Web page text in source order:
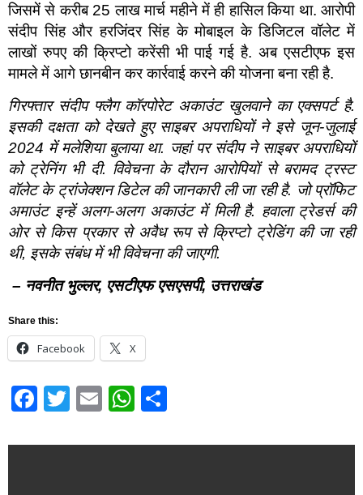
जिसमें से करीब 25 लाख मार्च महीने में ही हासिल किया था. आरोपी
संदीप सिंह और हरजिंदर सिंह के मोबाइल के डिजिटल वॉलेट में
लाखों रुपए की क्रिप्टो करेंसी भी पाई गई है. अब एसटीएफ इस
मामले में आगे छानबीन कर कार्रवाई करने की योजना बना रही है.
गिरफ्तार संदीप फ्लैग कॉरपोरेट अकाउंट खुलवाने का एक्सपर्ट है.
इसकी दक्षता को देखते हुए साइबर अपराधियों ने इसे जून-जुलाई
2024 में मलेशिया बुलाया था. जहां पर संदीप ने साइबर अपराधियों
को ट्रेनिंग भी दी. विवेचना के दौरान आरोपियों से बरामद ट्रस्ट
वॉलेट के ट्रांजेक्शन डिटेल की जानकारी ली जा रही है. जो प्रॉफिट
अमाउंट इन्हें अलग-अलग अकाउंट में मिली है. हवाला ट्रेडर्स की
ओर से किस प्रकार से अवैध रूप से क्रिप्टो ट्रेडिंग की जा रही
थी, इसके संबंध में भी विवेचना की जाएगी.
– नवनीत भुल्लर, एसटीएफ एसएसपी, उत्तराखंड
Share this:
Facebook X
Facebook
Twitter
EmailWhatsApp